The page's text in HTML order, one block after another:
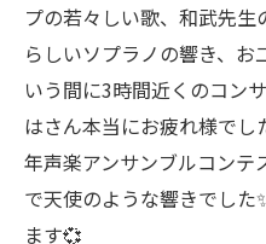
プの若々しい歌、和武先
らしいソプラノの響き、お
いう間に3時間近くのコ
はさん本当にお疲れ様で
年声楽アンサンブルコンテ
で天使のような響きでした
ます💞